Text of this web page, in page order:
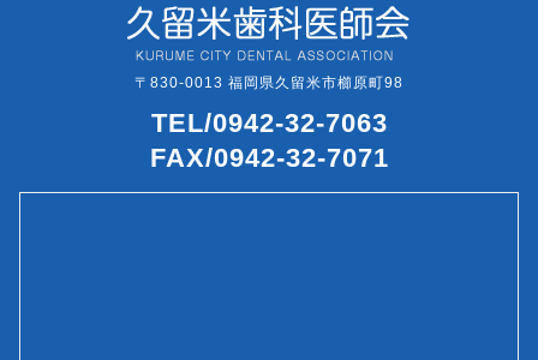
〒830-0013 福岡県久留米市櫛原町98
TEL/0942-32-7063
FAX/0942-32-7071